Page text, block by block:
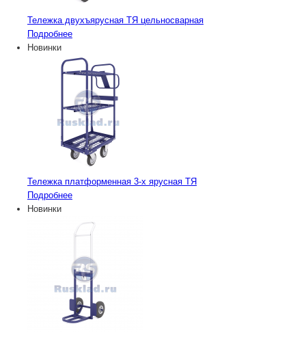
Тележка двухъярусная ТЯ цельносварная
Подробнее
Новинки
Тележка платформенная 3-х ярусная ТЯ
Подробнее
Новинки